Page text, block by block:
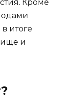
Кроме
итоге
и